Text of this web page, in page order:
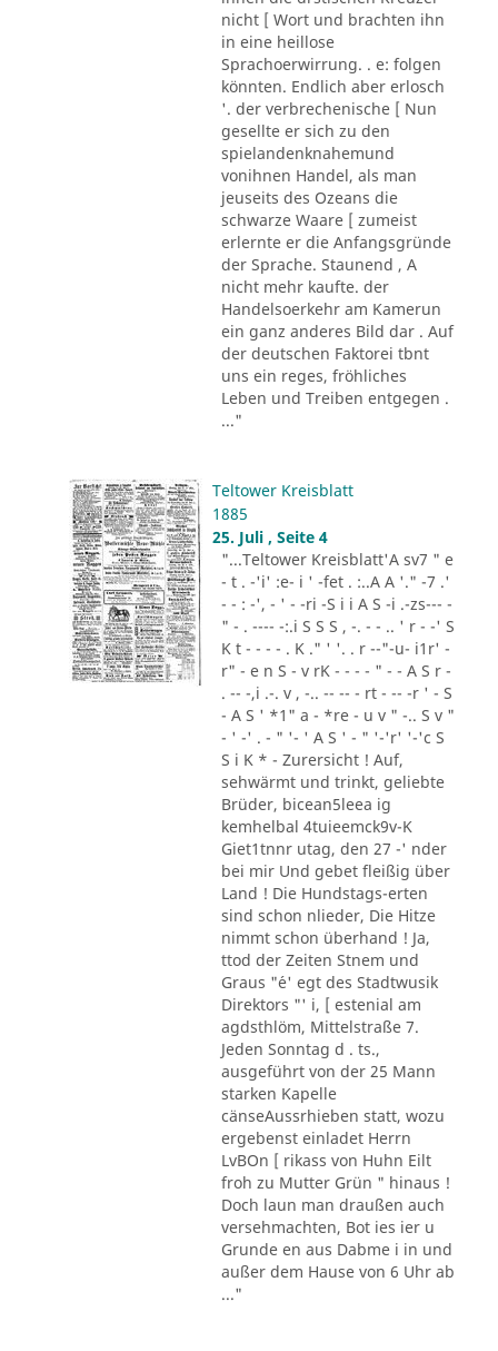
nicht [ Wort und brachten ihn
in eine heillose
Sprachoerwirrung. . e: folgen
könnten. Endlich aber erlosch
'. der verbrechenische [ Nun
gesellte er sich zu den
spielandenknahemund
vonihnen Handel, als man
jeuseits des Ozeans die
schwarze Waare [ zumeist
erlernte er die Anfangsgründe
der Sprache. Staunend , A
nicht mehr kaufte. der
Handelsoerkehr am Kamerun
ein ganz anderes Bild dar . Auf
der deutschen Faktorei tbnt
uns ein reges, fröhliches
Leben und Treiben entgegen .
..."
Teltower Kreisblatt
1885
25. Juli , Seite 4
"...Teltower Kreisblatt'A sv7 " e
- t . -'i' :e- i ' -fet . :..A A '." -7 .'
- - : -', - ' - -ri -S i i A S -i .-zs--- -
" - . ---- -:.i S S S , -. - - .. ' r - -' S
K t - - - - . K ." ' '. . r --"-u- i1r' -
r" - e n S - v rK - - - - " - - A S r -
. -- -,i .-. v , -.. -- -- - rt - -- -r ' - S
- A S ' *1" a - *re - u v " -.. S v "
- ' -' . - " '- ' A S ' - " '-'r' '-'c S
S i K * - Zurersicht ! Auf,
sehwärmt und trinkt, geliebte
Brüder, bicean5leea ig
kemhelbal 4tuieemck9v-K
Giet1tnnr utag, den 27 -' nder
bei mir Und gebet fleißig über
Land ! Die Hundstags-erten
sind schon nlieder, Die Hitze
nimmt schon überhand ! Ja,
ttod der Zeiten Stnem und
Graus "´e' egt des Stadtwusik
Direktors "' i, [ estenial am
agdsthlöm, Mittelstraße 7.
Jeden Sonntag d . ts.,
ausgeführt von der 25 Mann
starken Kapelle
cänseAussrhieben statt, wozu
ergebenst einladet Herrn
LvBOn [ rikass von Huhn Eilt
froh zu Mutter Grün " hinaus !
Doch laun man draußen auch
versehmachten, Bot ies ier u
Grunde en aus Dabme i in und
außer dem Hause von 6 Uhr ab
..."